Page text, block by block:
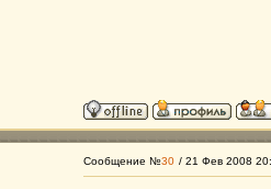
Сообщение №30 / 21 Фев 2008